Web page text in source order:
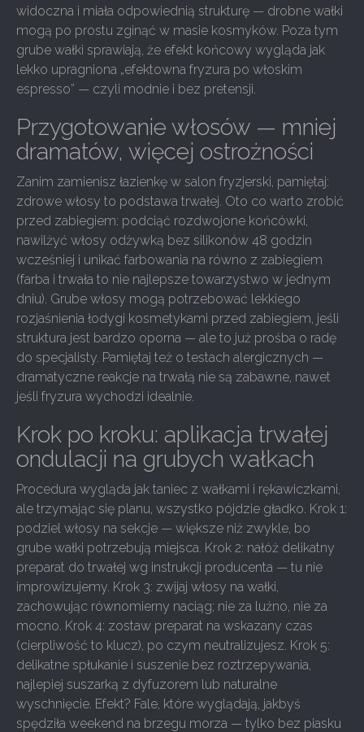
widoczna i miała odpowiednią strukturę — drobne wałki
mogą po prostu zginąć w masie kosmyków. Poza tym
grube wałki sprawiają, że efekt końcowy wygląda jak
lekko upragniona „efektowna fryzura po włoskim
espresso” — czyli modnie i bez pretensji.
Przygotowanie włosów — mniej
dramatów, więcej ostrożności
Zanim zamienisz łazienkę w salon fryzjerski, pamiętaj:
zdrowe włosy to podstawa trwałej. Oto co warto zrobić
przed zabiegiem: podciąć rozdwojone końcówki,
nawilżyć włosy odżywką bez silikonów 48 godzin
wcześniej i unikać farbowania na równo z zabiegiem
(farba i trwała to nie najlepsze towarzystwo w jednym
dniu). Grube włosy mogą potrzebować lekkiego
rozjaśnienia łodygi kosmetykami przed zabiegiem, jeśli
struktura jest bardzo oporna — ale to już prośba o radę
do specjalisty. Pamiętaj też o testach alergicznych —
dramatyczne reakcje na trwałą nie są zabawne, nawet
jeśli fryzura wychodzi idealnie.
Krok po kroku: aplikacja trwałej
ondulacji na grubych wałkach
Procedura wygląda jak taniec z wałkami i rękawiczkami,
ale trzymając się planu, wszystko pójdzie gładko. Krok 1:
podziel włosy na sekcje — większe niż zwykle, bo
grube wałki potrzebują miejsca. Krok 2: nałóż delikatny
preparat do trwałej wg instrukcji producenta — tu nie
improwizujemy. Krok 3: zwijaj włosy na wałki,
zachowując równomierny naciąg; nie za luźno, nie za
mocno. Krok 4: zostaw preparat na wskazany czas
(cierpliwość to klucz), po czym neutralizujesz. Krok 5:
delikatne spłukanie i suszenie bez roztrzepywania,
najlepiej suszarką z dyfuzorem lub naturalne
wyschnięcie. Efekt? Fale, które wyglądają, jakbyś
spędziła weekend na brzegu morza — tylko bez piasku